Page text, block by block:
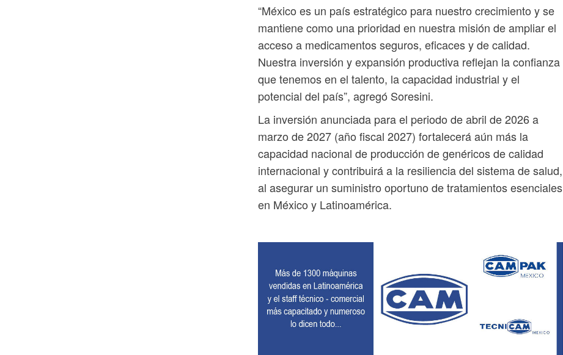
“México es un país estratégico para nuestro crecimiento y se
mantiene como una prioridad en nuestra misión de ampliar el
acceso a medicamentos seguros, eficaces y de calidad.
Nuestra inversión y expansión productiva reflejan la confianza
que tenemos en el talento, la capacidad industrial y el
potencial del país”, agregó Soresini.
La inversión anunciada para el periodo de abril de 2026 a
marzo de 2027 (año fiscal 2027) fortalecerá aún más la
capacidad nacional de producción de genéricos de calidad
internacional y contribuirá a la resiliencia del sistema de salud,
al asegurar un suministro oportuno de tratamientos esenciales
en México y Latinoamérica.